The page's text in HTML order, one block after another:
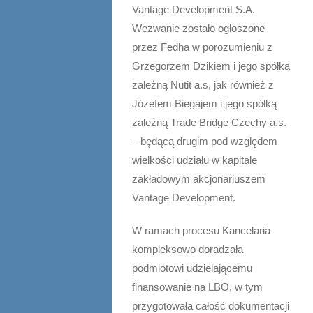
Vantage Development S.A.
Wezwanie zostało ogłoszone
przez Fedha w porozumieniu z
Grzegorzem Dzikiem i jego spółką
zależną Nutit a.s, jak również z
Józefem Biegajem i jego spółką
zależną Trade Bridge Czechy a.s.
– będącą drugim pod względem
wielkości udziału w kapitale
zakładowym akcjonariuszem
Vantage Development.
W ramach procesu Kancelaria
kompleksowo doradzała
podmiotowi udzielającemu
finansowanie na LBO, w tym
przygotowała całość dokumentacji